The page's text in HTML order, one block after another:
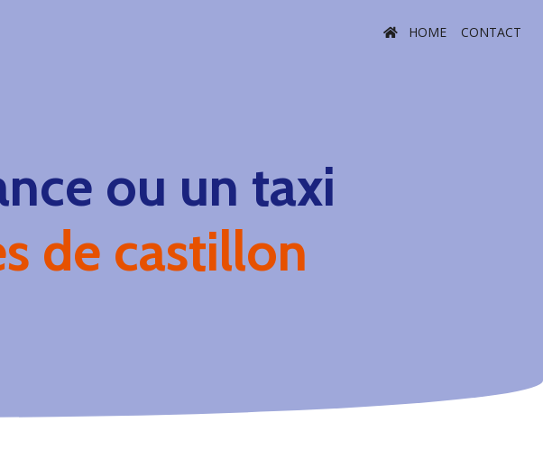
HOME CONTACT
ou un taxi
de castillon